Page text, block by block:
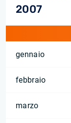
2007
gennaio
febbraio
marzo